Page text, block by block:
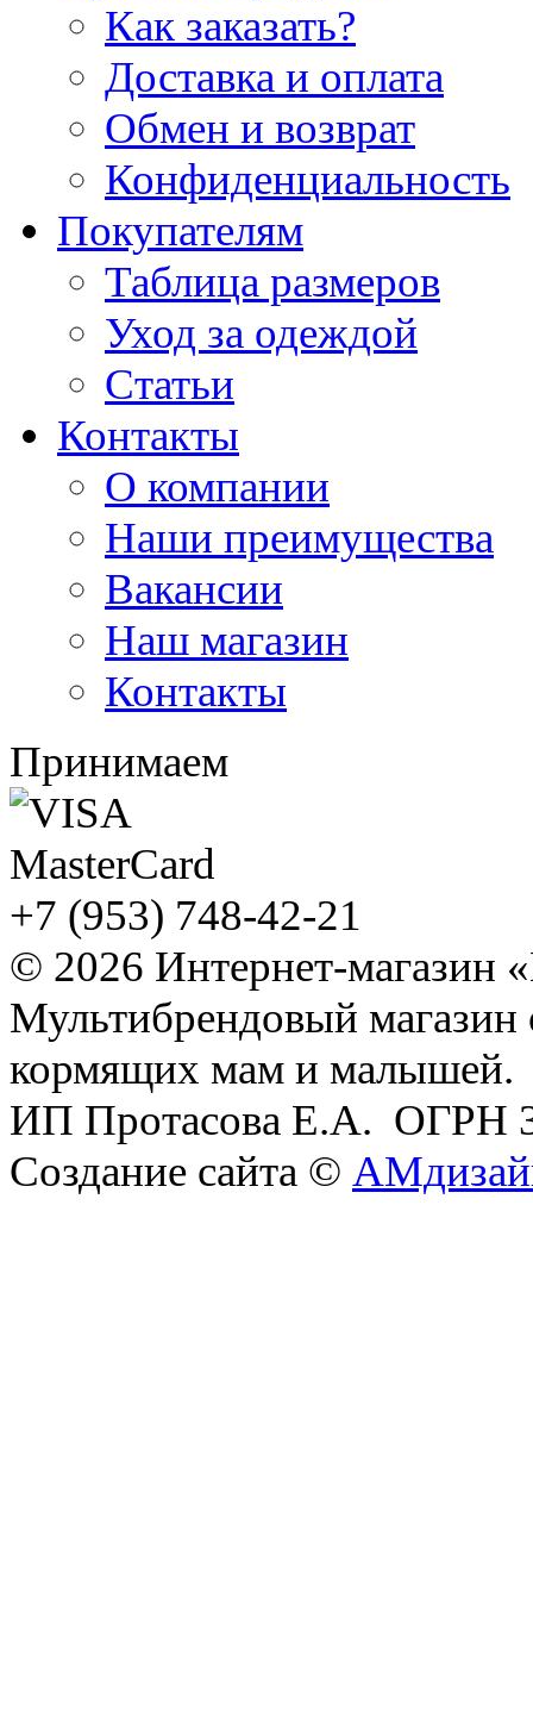
Как заказать?
Доставка и оплата
Обмен и возврат
Конфиденциальность
Покупателям
Таблица размеров
Уход за одеждой
Статьи
Контакты
О компании
Наши преимущества
Вакансии
Наш магазин
Контакты
Принимаем
+7 (953) 748-42-21
© 2026 Интернет-магазин
Мультибрендовый
кормящих мам и малышей.
ИП Протасова Е.А. ОГРН
Создание сайта ©